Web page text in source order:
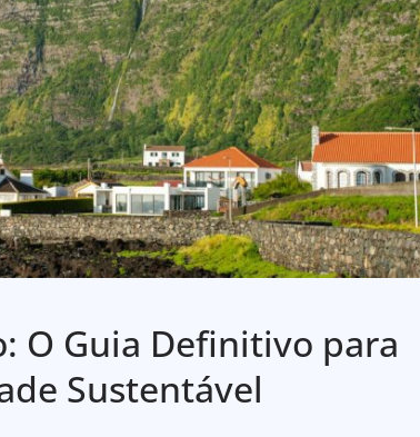
O Guia Definitivo para
Sustentável